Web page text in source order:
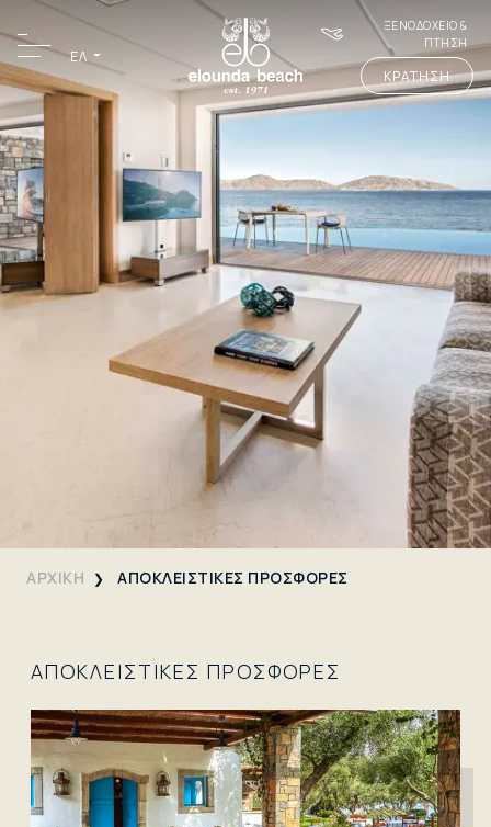
ΕΛ
ΞΕΝΟΔΟΧΕΙΟ &
ΠΤΗΣΗ
ΚΡΑΤΗΣΗ
ΑΡΧΙΚΗ ΑΠΟΚΛΕΙΣΤΙΚΕΣ ΠΡΟΣΦΟΡΕΣ
ΑΠΟΚΛΕΙΣΤΙΚΕΣ ΠΡΟΣΦΟΡΕΣ